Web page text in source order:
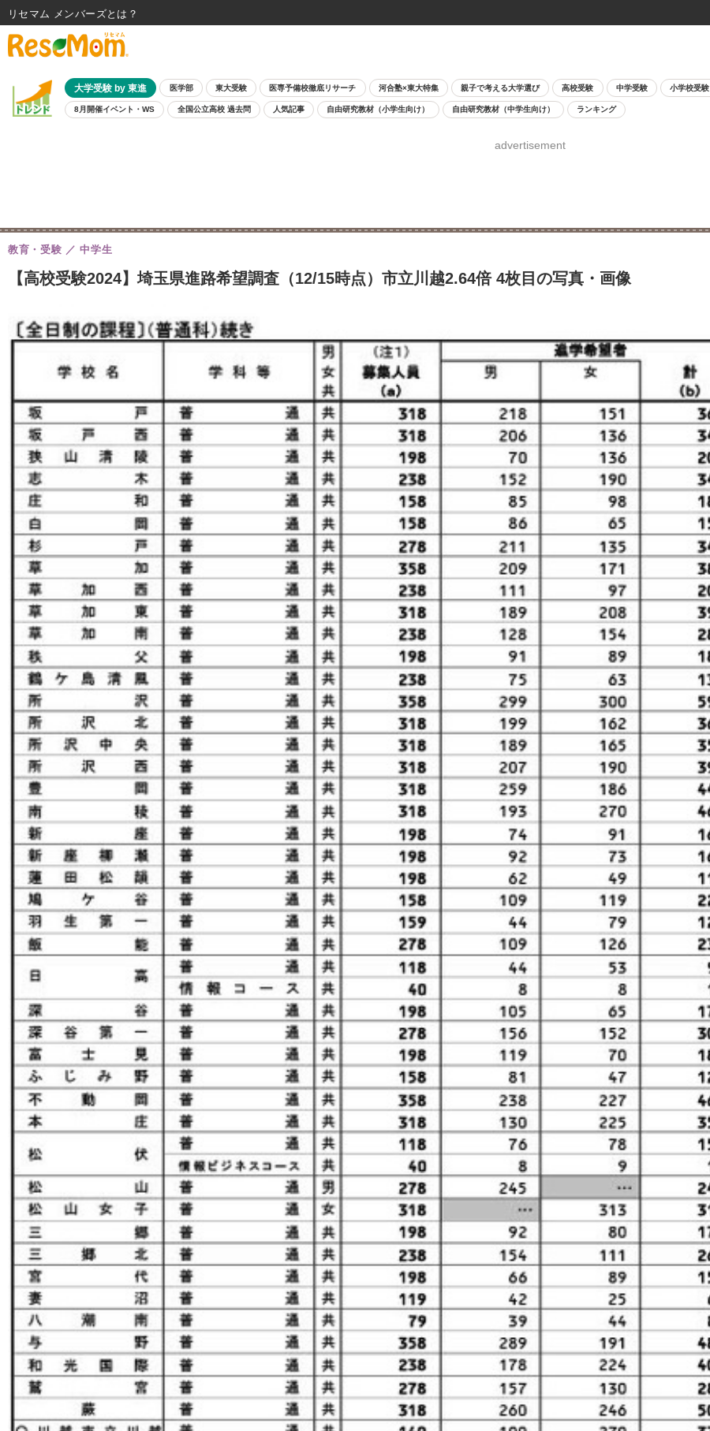
大学受験 by 東進 医学部 東大受験 医専予備校徹底リサーチ 河合塾×東大特集 親子で考える大学選び 高校受験 中学受験 小学校受験
8月開催イベント・WS 全国公立高校 過去問 人気記事 自由研究教材（小学生向け） 自由研究教材（中学生向け） ランキング
advertisement
【高校受験2024】埼玉県進路希望調査（12/15時点）市立川越2.64倍 4枚目の写真・画像
教育・受験 中学生
リセマム メンバーズ